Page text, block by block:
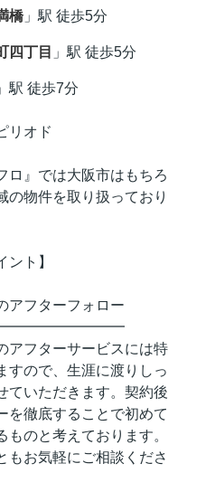
橋」駅 徒歩5分
四丁目 」駅 徒歩5分
駅 徒歩7分
リオド
ロ』では大阪市はもちろ
の物件を取り扱っており
ント】
アフターフォロー
アフターサービスには特
すので、生涯に渡りしっ
ていただきます。契約後
を徹底することで初めて
ものと考えております。
もお気軽にご相談くださ